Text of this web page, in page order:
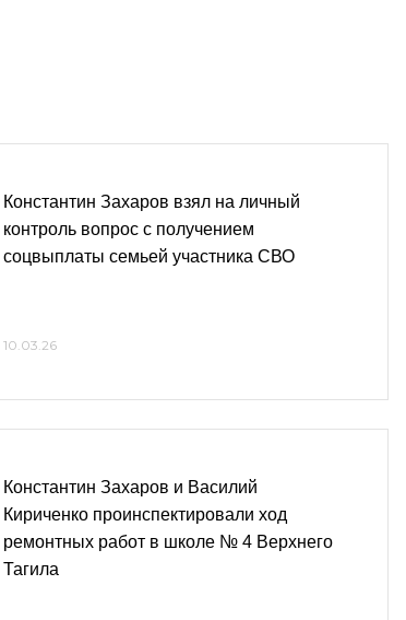
Константин Захаров взял на личный
контроль вопрос с получением
соцвыплаты семьей участника СВО
10.03.26
Константин Захаров и Василий
Кириченко проинспектировали ход
ремонтных работ в школе № 4 Верхнего
Тагила